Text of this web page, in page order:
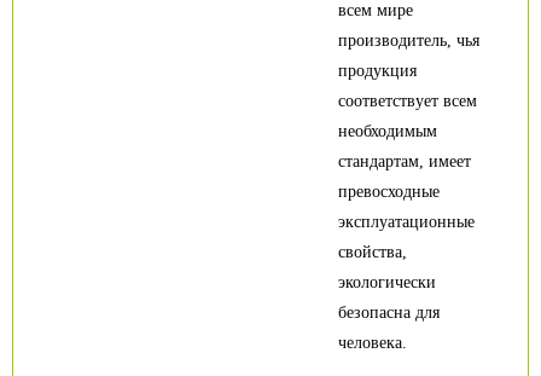
всем мире
производитель, чья
продукция
соответствует всем
необходимым
стандартам, имеет
превосходные
эксплуатационные
свойства,
экологически
безопасна для
человека.